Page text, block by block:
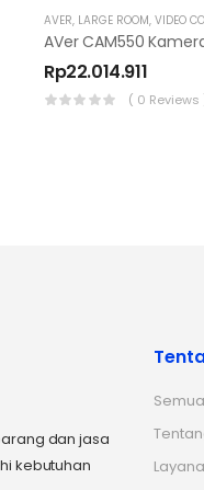
AVER, LARGE ROOM, VIDEO
Rp22.014.911
( 0 Reviews
dan jasa
kebutuhan